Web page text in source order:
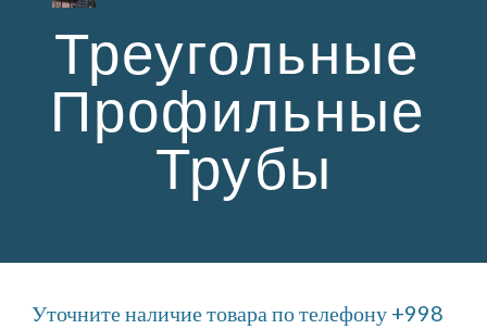
Треугольные
Профильные
Трубы
Уточните наличие товара по телефону +998